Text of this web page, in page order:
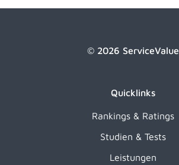
© 2026 ServiceValue
Quicklinks
Rankings & Ratings
Studien & Tests
Leistungen